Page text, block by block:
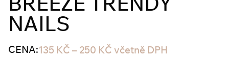
NAILS
CENA:135 KČ – 250 KČ včetně DPH